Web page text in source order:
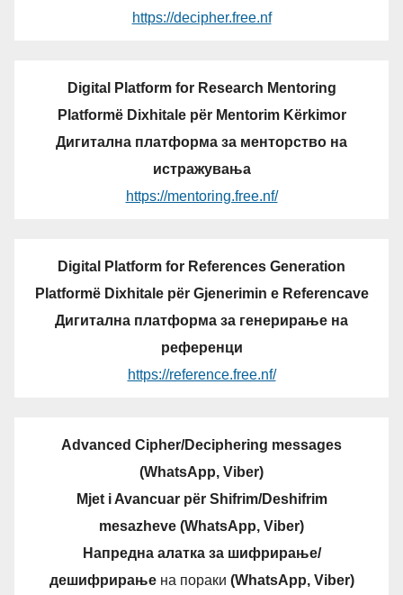
https://decipher.free.nf
Digital Platform for Research Mentoring
Platformë Dixhitale për Mentorim Kërkimor
Дигитална платформа за менторство на
истражувања
https://mentoring.free.nf/
Digital Platform for References Generation
Platformë Dixhitale për Gjenerimin e Referencave
Дигитална платформа за генерирање на
референци
https://reference.free.nf/
Advanced Cipher/Deciphering messages
(WhatsApp, Viber)
Mjet i Avancuar për Shifrim/Deshifrim
mesazheve (WhatsApp, Viber)
Напредна алатка за шифрирање/
дешифрирањена пораки (WhatsApp, Viber)